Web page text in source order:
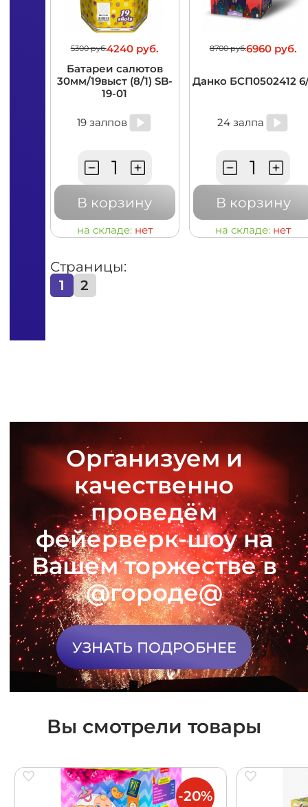
5300 руб.4240 руб.
Батареи салютов
30мм/19выст (8/1) SB-
19-01
19 залпов
В корзину
на складе: нет
8700 руб.6960 руб.
Данко БСП0502412
24 залпа
В корзину
на складе: нет
Страницы:
1
2
Организуем и
качественно
проведём
фейерверк-шоу на
Вашем торжестве в
@городе@
УЗНАТЬ ПОДРОБНЕЕ
Вы смотрели товары
-20%